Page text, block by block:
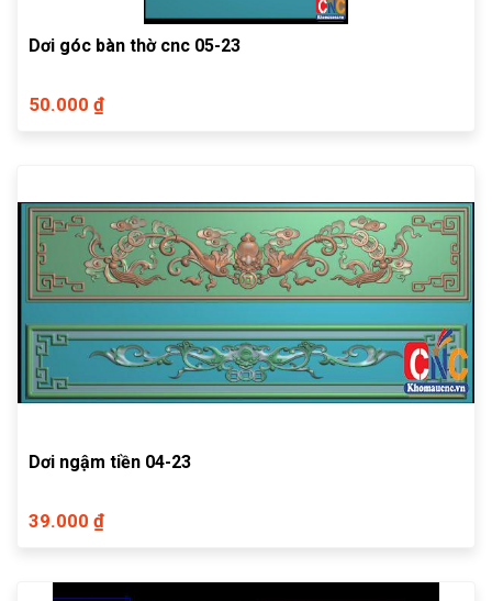
Dơi góc bàn thờ cnc 05-23
50.000 ₫
Dơi ngậm tiền 04-23
39.000 ₫